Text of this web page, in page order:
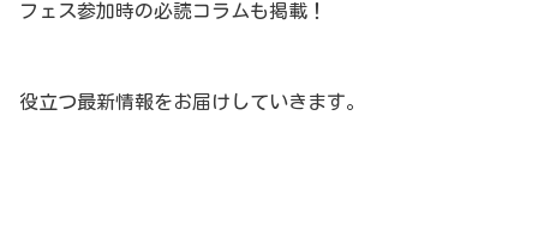
フェス参加時の必読コラムも掲載！
役立つ最新情報をお届けしていきます。